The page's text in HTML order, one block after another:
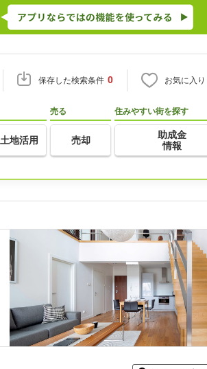
保存した検索条件 0 お気に入り
土地活用
売る
売却
住みやすい街を探す
助成金
情報